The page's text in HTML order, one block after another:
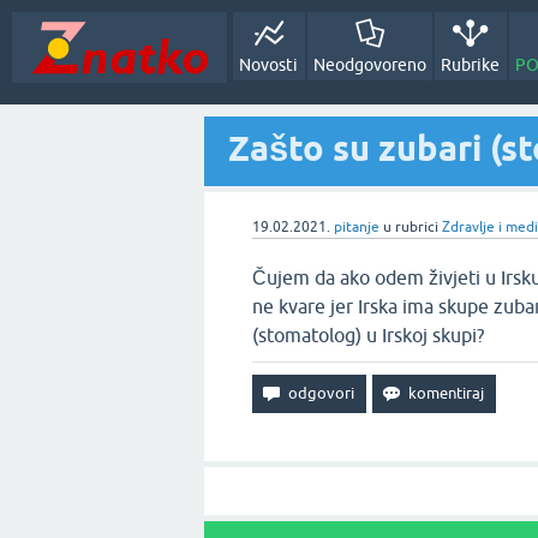
Novosti Neodgovoreno Rubrike
Zašto su zubari
19.02.2021. pitanje u rubrici Zdravlje i
Čujem da ako odem živjeti u
ne kvare jer Irska ima skupe
(stomatolog) u Irskoj skupi?